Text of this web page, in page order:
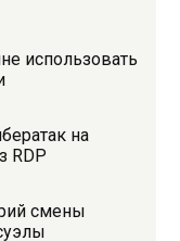
использовать
на
RDP
смены